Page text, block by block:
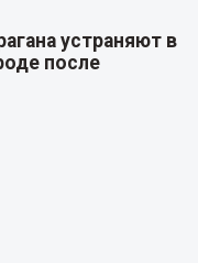
устраняют в
после